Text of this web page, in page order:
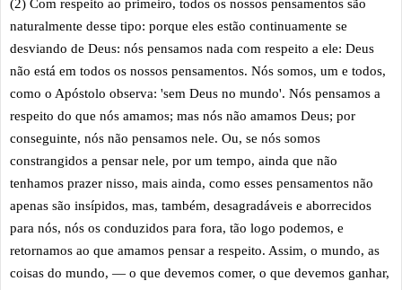
(2) Com respeito ao primeiro, todos os nossos pensamentos são
naturalmente desse tipo: porque eles estão continuamente se
desviando de Deus: nós pensamos nada com respeito a ele: Deus
não está em todos os nossos pensamentos. Nós somos, um e todos,
como o Apóstolo observa: 'sem Deus no mundo'. Nós pensamos a
respeito do que nós amamos; mas nós não amamos Deus; por
conseguinte, nós não pensamos nele. Ou, se nós somos
constrangidos a pensar nele, por um tempo, ainda que não
tenhamos prazer nisso, mais ainda, como esses pensamentos não
apenas são insípidos, mas, também, desagradáveis e aborrecidos
para nós, nós os conduzidos para fora, tão logo podemos, e
retornamos ao que amamos pensar a respeito. Assim, o mundo, as
coisas do mundo, — o que devemos comer, o que devemos ganhar,